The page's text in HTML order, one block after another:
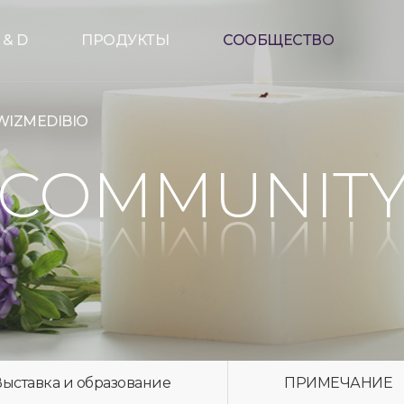
& D ПРОДУКТЫ СООБЩЕСТВО
и образование ПРИМЕЧАНИЕ